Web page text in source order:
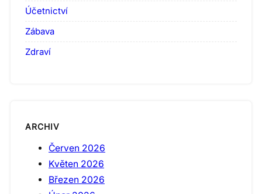
Účetnictví
Zábava
Zdraví
ARCHIV
Červen 2026
Květen 2026
Březen 2026